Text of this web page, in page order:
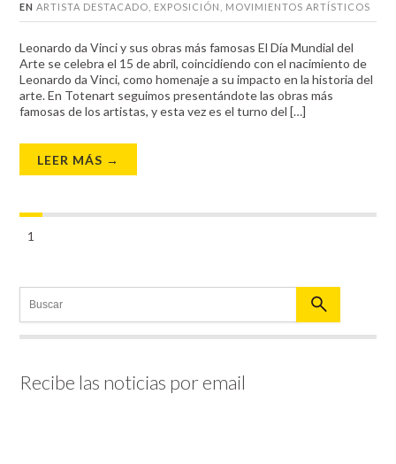
EN ARTISTA DESTACADO EXPOSICIÓN MOVIMIENTOS ARTÍSTICOS
Leonardo da Vinci y sus obras más famosas El Día Mundial del
Arte se celebra el 15 de abril, coincidiendo con el nacimiento de
Leonardo da Vinci, como homenaje a su impacto en la historia del
arte. En Totenart seguimos presentándote las obras más
famosas de los artistas, y esta vez es el turno del […]
LEER MÁS →
1
Recibe las noticias por email